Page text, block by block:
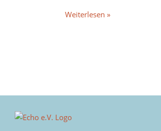
Weiterlesen »